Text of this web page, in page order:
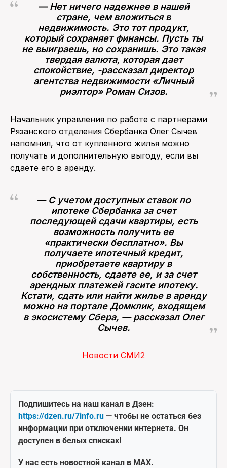
— Нет ничего надежнее в нашей
стране, чем вложиться в
недвижимость. Это тот продукт,
который сохраняет финансы. Пусть ты
не выиграешь, но сохранишь. Это такая
твердая валюта, которая дает
спокойствие, -рассказал директор
агентства недвижимости «Личный
риэлтор» Роман Сизов.
Начальник управления по работе с партнерами
Рязанского отделения Сбербанка Олег Сычев
напомнил, что от купленного жилья можно
получать и дополнительную выгоду, если вы
сдаете его в аренду.
— С учетом доступных ставок по
ипотеке Сбербанка за счет
последующей сдачи квартиры, есть
возможность получить ее
«практически бесплатно». Вы
получаете ипотечный кредит,
приобретаете квартиру в
собственность, сдаете ее, и за счет
арендных платежей гасите ипотеку.
Кстати, сдать или найти жилье в аренду
можно на портале Домклик, входящем
в экосистему Сбера, — рассказал Олег
Сычев.
Новости СМИ2
Подпишитесь на наш канал в Дзен:
https://dzen.ru/7info.ru — чтобы не остаться без
информации при отключении интернета. Он
доступен в белых списках!
У нас есть новостной канал в MAX.